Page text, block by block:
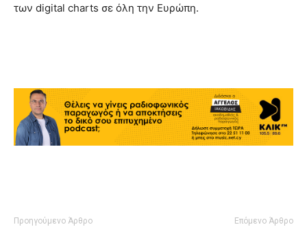
των digital charts σε όλη την Ευρώπη.
Προηγούμενο Άρθρο Επόμενο Άρθρο